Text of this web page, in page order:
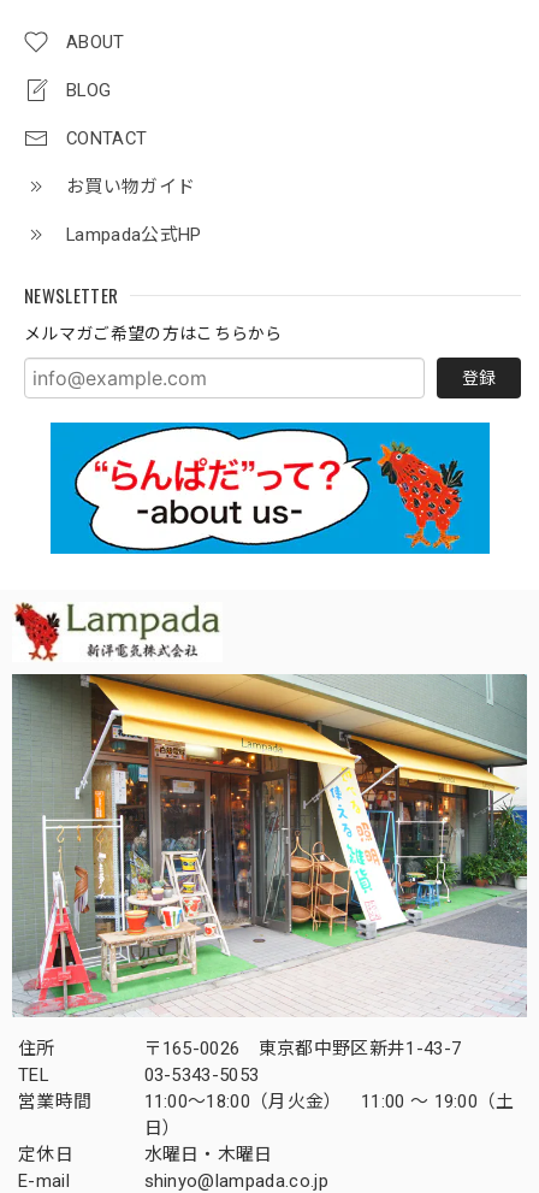
ABOUT
BLOG
CONTACT
お買い物ガイド
Lampada公式HP
NEWSLETTER
メルマガご希望の方はこちらから
登録
住所
〒165-0026 東京都中野区新井1-43-7
TEL
03-5343-5053
営業時間
11:00～18:00（月火金） 11:00 ～ 19:00（土
日）
定休日
水曜日・木曜日
E-mail
shinyo@lampada.co.jp